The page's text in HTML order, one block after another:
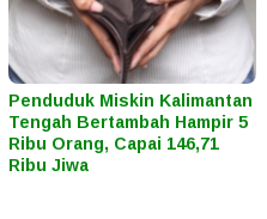
Penduduk Miskin Kalimantan
Tengah Bertambah Hampir 5
Ribu Orang, Capai 146,71
Ribu Jiwa